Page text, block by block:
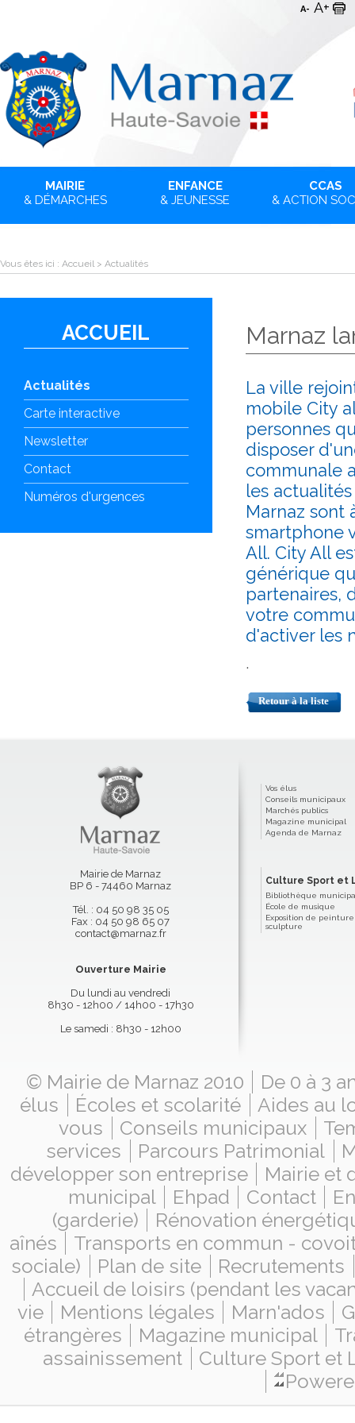
A- A+
MAIRIE
& DÉMARCHES
ENFANCE
& JEUNESSE
CCAS
& ACTION
Vous êtes ici : Accueil> Actualités
ACCUEIL
Actualités
Carte interactive
Newsletter
Contact
Numéros d'urgences
Marnaz
La ville
mobile City
personnes
disposer
communale
les
Marnaz sont
smartphone
All. City All
générique
partenaires,
votre
d'activer les
.
Retour à la liste
Mairie de Marnaz
BP 6 - 74460 Marnaz
Tél. : 04 50 98 35 05
Fax : 04 50 98 65 07
contact@marnaz.fr
Ouverture Mairie
Du lundi au vendredi
8h30 - 12h00 / 14h00 - 17h30
Le samedi : 8h30 - 12h00
Vos élus
Conseils municipaux
Marchés publics
Magazine municipal
Agenda de Marnaz
Culture Sport et
Bibliothèque
École de musique
Exposition de
sculpture
© Mairie de Marnaz 2010
De 0 à 3
élus
Écoles et scolarité
Aides au
vous
Conseils municipaux
services
Parcours Patrimonial
développer son entreprise
Mairie et
municipal
Ehpad Contact
(garderie)
Rénovation
aînés
Transports en commun -
sociale)
Plan de site
Recrutements
Accueil de loisirs (pendant les
vie
Mentions légales Marn'ados
étrangères
Magazine municipal
assainissement
Culture Sport et